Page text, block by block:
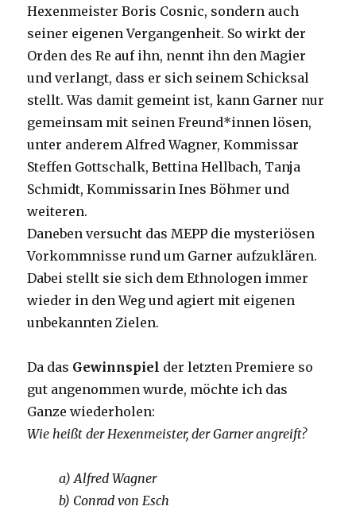
Hexenmeister Boris Cosnic, sondern auch
seiner eigenen Vergangenheit. So wirkt der
Orden des Re auf ihn, nennt ihn den Magier
und verlangt, dass er sich seinem Schicksal
stellt. Was damit gemeint ist, kann Garner nur
gemeinsam mit seinen Freund*innen lösen,
unter anderem Alfred Wagner, Kommissar
Steffen Gottschalk, Bettina Hellbach, Tanja
Schmidt, Kommissarin Ines Böhmer und
weiteren.
Daneben versucht das MEPP die mysteriösen
Vorkommnisse rund um Garner aufzuklären.
Dabei stellt sie sich dem Ethnologen immer
wieder in den Weg und agiert mit eigenen
unbekannten Zielen.
Da das Gewinnspiel der letzten Premiere so
gut angenommen wurde, möchte ich das
Ganze wiederholen:
Wie heißt der Hexenmeister, der Garner angreift?
a) Alfred Wagner
b) Conrad von Esch